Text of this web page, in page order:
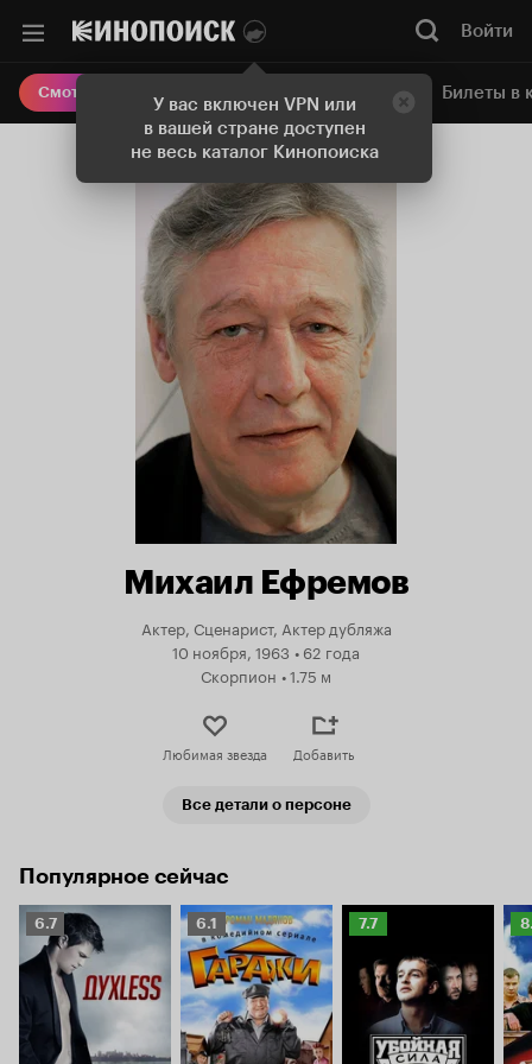
У вас включен VPN или
в вашей стране доступен
не весь каталог Кинопоиска
Войти
Смотреть кино Онлайн-кинотеатр Билеты в
Михаил Ефремов
Актер, Сценарист, Актер дубляжа
10 ноября, 1963 • 62 года
Скорпион •1.75 м
Любимая звезда Добавить
Все детали о персоне
Популярное сейчас
Рейтинг
Кинопоиска
6.7
6.7
Рейтинг
Кинопоиска
6.1
6.1
Рейтинг
7.7
7.7